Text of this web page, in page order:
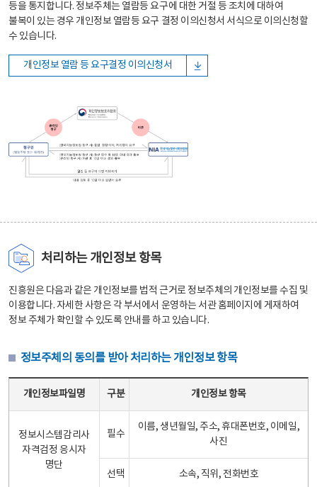
등을 통지합니다. 정보주체는 열람등 요구에 대한 거절 등 조치에 대하여
불복이 있는 경우 개인정보 열람등 요구 결정 이의신청서 서식으로 이의신청할
수 있습니다.
개인정보 열람 등 요구결정 이의신청서
처리하는 개인정보 항목
진흥원은 다음과 같은 개인정보를 법적 근거로 정보주체의 개인정보를 수집 및
이용합니다. 자세한 사항은 각 부서에서 운영하는 서관 홈페이지에 게재하여
정보 주체가 확인할 수 있도록 안내를 하고 있습니다.
정보주체의 동의를 받아 처리하는 개인정보 항목
개인정보파일명 구분 개인정보 항목
정보시스템감리사
자격검정 응시자
명단
필수
이름, 생년월일, 주소, 휴대폰번호, 이메일,
사진
선택 소속, 직위, 전화번호